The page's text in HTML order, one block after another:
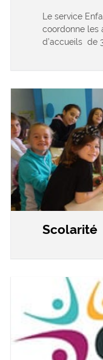
Le service
coordonne les
d’accueils de 3
Scolarité